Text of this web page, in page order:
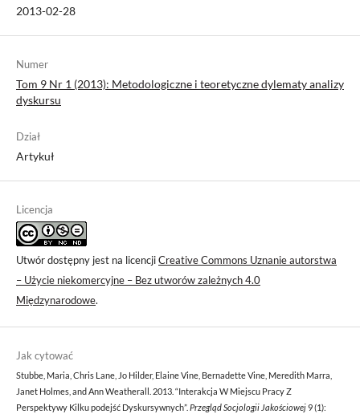
2013-02-28
Numer
Tom 9 Nr 1 (2013): Metodologiczne i teoretyczne dylematy analizy
dyskursu
Dział
Artykuł
Licencja
Utwór dostępny jest na licencjiCreative Commons Uznanie autorstwa
– Użycie niekomercyjne – Bez utworów zależnych 4.0
Międzynarodowe.
Jak cytować
Stubbe, Maria, Chris Lane, Jo Hilder, Elaine Vine, Bernadette Vine, Meredith Marra,
Janet Holmes, and Ann Weatherall. 2013. “Interakcja W Miejscu Pracy Z
Perspektywy Kilku podejść Dyskursywnych”. Przegląd Socjologii Jakościowej9 (1):